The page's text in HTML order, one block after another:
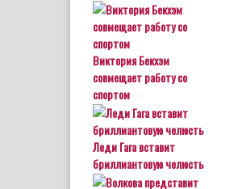
Виктория Бекхэм
совмещает работу со
спортом
Леди Гага вставит
бриллиантовую челюсть